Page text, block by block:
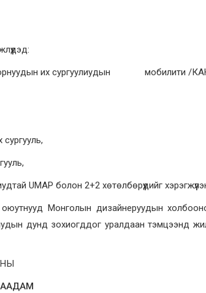
орнуудын их сургуулиудын мобилити /
UMAP болон 2+2 хөтөлбөрүүдийг
Монголын дизайнеруудын
дунд зохиогддог уралдаан тэмцээнд